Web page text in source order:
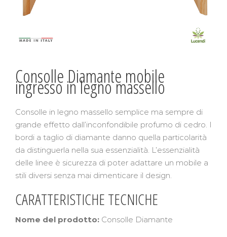
Consolle Diamante mobile
ingresso in legno massello
Consolle in legno massello semplice ma sempre di
grande effetto dall’inconfondibile profumo di cedro. I
bordi a taglio di diamante danno quella particolarità
da distinguerla nella sua essenzialità. L’essenzialità
delle linee è sicurezza di poter adattare un mobile a
stili diversi senza mai dimenticare il design.
CARATTERISTICHE TECNICHE
Nome del prodotto: Consolle Diamante